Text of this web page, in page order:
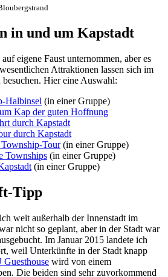
in und um Kapstadt
eigene Faust unternommen, aber es
Attraktionen lassen sich im
Hier eine Auswahl:
Halbinsel (in einer Gruppe)
Kap der guten Hoffnung
durch Kapstadt
durch Kapstadt
Tour(in einer Gruppe)
Townships (in einer Gruppe)
(in einer Gruppe)
Tipp
weit außerhalb der Innenstadt im
nicht so geplant, aber in der Stadt war
Im Januar 2015 landete ich
weil Unterkünfte in der Stadt knapp
wird von einem
Die beiden sind sehr zuvorkommend